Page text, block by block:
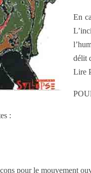
En
délit
Lire
:
pour le mouvement